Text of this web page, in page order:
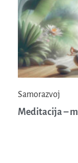
Samorazvoj
Meditacija –